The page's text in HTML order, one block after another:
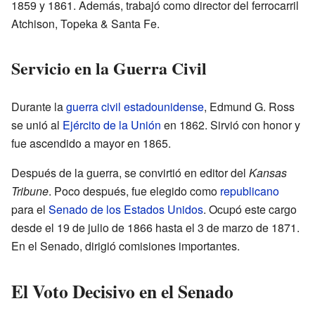
1859 y 1861. Además, trabajó como director del ferrocarril
Atchison, Topeka & Santa Fe.
Servicio en la Guerra Civil
Durante laguerra civil estadounidense, Edmund G. Ross
se unió al Ejército de la Unión en 1862. Sirvió con honor y
fue ascendido a mayor en 1865.
Después de la guerra, se convirtió en editor del Kansas
Tribune. Poco después, fue elegido como republicano
para el Senado de los Estados Unidos. Ocupó este cargo
desde el 19 de julio de 1866 hasta el 3 de marzo de 1871.
En el Senado, dirigió comisiones importantes.
El Voto Decisivo en el Senado